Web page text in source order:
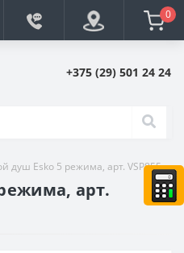
0
+375 (29) 501 24 24
душ Esko 5 режима, арт. VSP855
арт.